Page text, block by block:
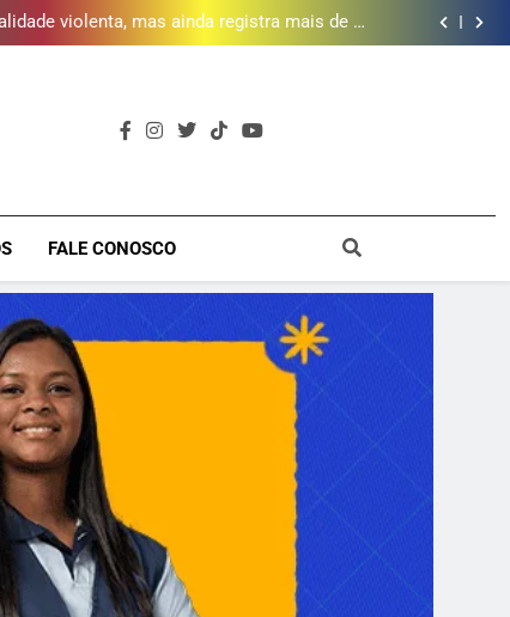
meio a infraestrutura sustentável
violenta, mas ainda registra mais de mil
vítimas em 2025, aponta Firjan
50 vagas para curso gratuito de audiovisual
quadra esportiva e diversos serviços em
violenta, mas ainda registra mais de mil
vítimas em 2025, aponta Firjan
50 vagas para curso gratuito de audiovisual
de 2 mil litros de óleo de cozinha usado e
quadra esportiva e diversos serviços em
FALE CONOSCO